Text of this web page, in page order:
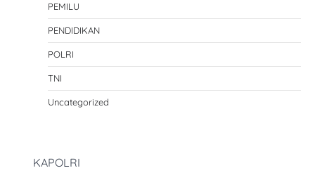
PEMILU
PENDIDIKAN
POLRI
TNI
Uncategorized
KAPOLRI